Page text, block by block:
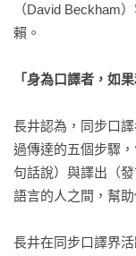
（David Beckham
賴。
「身為口譯者，如
長井認為，同步口
過傳達的五個步驟
句話說）與譯出（
語言的人之間，幫
長井在同步口譯界